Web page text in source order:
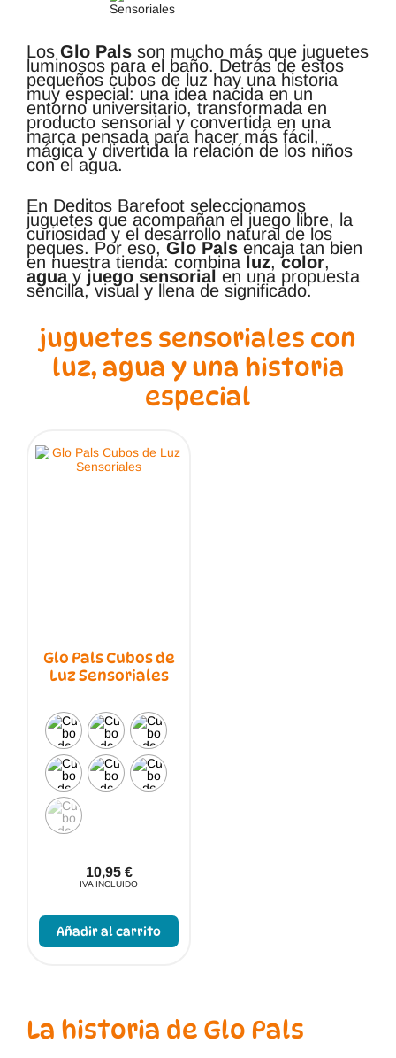
Los Glo Pals son mucho más que juguetes
luminosos para el baño. Detrás de estos
pequeños cubos de luz hay una historia
muy especial: una idea nacida en un
entorno universitario, transformada en
producto sensorial y convertida en una
marca pensada para hacer más fácil,
mágica y divertida la relación de los niños
con el agua.
En Deditos Barefoot seleccionamos
juguetes que acompañan el juego libre, la
curiosidad y el desarrollo natural de los
peques. Por eso, Glo Pals encaja tan bien
en nuestra tienda: combina luz,color,
aguay juego sensorial en una propuesta
sencilla, visual y llena de significado.
juguetes sensoriales con
luz, agua y una historia
especial
Glo Pals Cubos de
Luz Sensoriales
10,95 €
IVA INCLUIDO
Añadir al carrito
pueden
elegir
La historia de Glo Pals